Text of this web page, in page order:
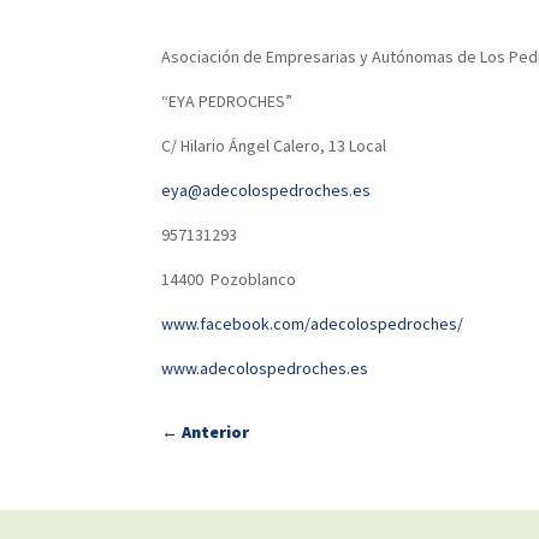
Asociación de Empresarias y Autónomas de Los
“EYA PEDROCHES”
C/ Hilario Ángel Calero, 13 Local
eya@adecolospedroches.es
957131293
14400 Pozoblanco
www.facebook.com/adecolospedroches/
www.adecolospedroches.es
←Anterior